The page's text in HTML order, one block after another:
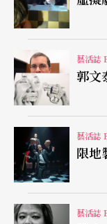
民聲音指引穿越
台，那裡現已是
頂往下看著集合
場未來會發生在
踏入暗黑世界
因 劇團人力吃
環境劇場必須面
路徑中，很多地
藝活誌
藝活誌
藝活誌